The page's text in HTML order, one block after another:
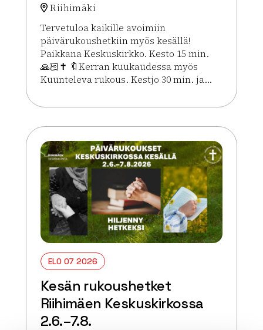
Riihimäki
Tervetuloa kaikille avoimiin
päivärukoushetkiin myös kesällä!
Paikkana Keskuskirkko. Kesto 15 min.
🙏🏻✝️ 🔖Kerran kuukaudessa myös
Kuunteleva rukous. Kestjo 30 min. ja...
Lue lisää tapahtumasta Kesän rukoushetket
ELO 07 2026
Kesän rukoushetket
Riihimäen Keskuskirkossa
2.6.–7.8.